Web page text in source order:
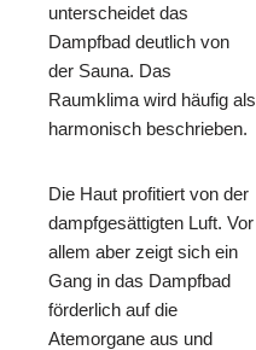
unterscheidet das
Dampfbad deutlich von
der Sauna. Das
Raumklima wird häufig als
harmonisch beschrieben.
Die Haut profitiert von der
dampfgesättigten Luft. Vor
allem aber zeigt sich ein
Gang in das Dampfbad
förderlich auf die
Atemorgane aus und